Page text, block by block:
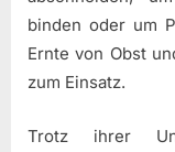
binden oder um
Ernte von Obst
zum Einsatz.
Trotz ihrer